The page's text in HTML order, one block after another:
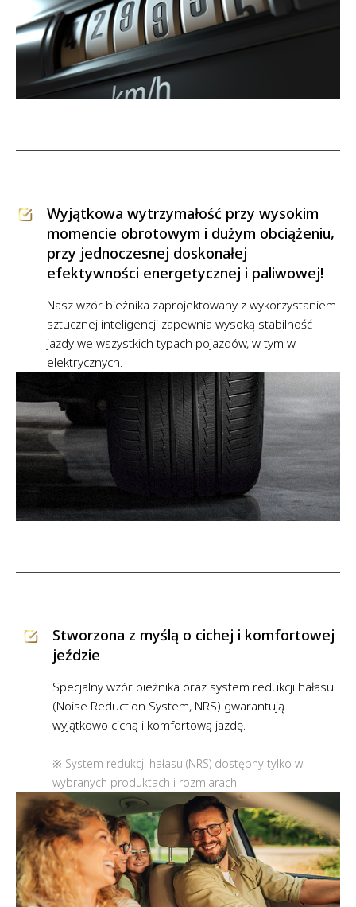
Wyjątkowa wytrzymałość przy wysokim
momencie obrotowym i dużym obciążeniu,
przy jednoczesnej doskonałej
efektywności energetycznej i paliwowej!
Nasz wzór bieżnika zaprojektowany z wykorzystaniem
sztucznej inteligencji zapewnia wysoką stabilność
jazdy we wszystkich typach pojazdów, w tym w
elektrycznych.
Stworzona z myślą o cichej i komfortowej
jeździe
Specjalny wzór bieżnika oraz system redukcji hałasu
(Noise Reduction System, NRS) gwarantują
wyjątkowo cichą i komfortową jazdę.
※ System redukcji hałasu (NRS) dostępny tylko w
wybranych produktach i rozmiarach.